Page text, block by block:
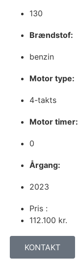
130
Brændstof:
benzin
Motor type:
4-takts
Motor timer:
0
Årgang:
2023
Pris :
112.100 kr.
KONTAKT